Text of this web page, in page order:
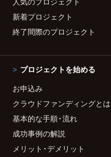
新着プロジェクト
終了間際のプロジェクト
プロジェクトを始める
お申込み
クラウドファンディングとは
基本的な手順・流れ
成功事例の解説
メリット・デメリット